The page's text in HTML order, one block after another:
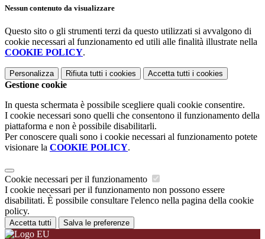
Nessun contenuto da visualizzare
Questo sito o gli strumenti terzi da questo utilizzati si avvalgono di
cookie necessari al funzionamento ed utili alle finalità illustrate nella
COOKIE POLICY.
Personalizza Rifiuta tutti i cookies Accetta tutti i cookies
Gestione cookie
In questa schermata è possibile scegliere quali cookie consentire.
I cookie necessari sono quelli che consentono il funzionamento della
piattaforma e non è possibile disabilitarli.
Per conoscere quali sono i cookie necessari al funzionamento potete
visionare la COOKIE POLICY.
Cookie necessari per il funzionamento
I cookie necessari per il funzionamento non possono essere
disabilitati. È possibile consultare l'elenco nella pagina della cookie
policy.
Accetta tutti Salva le preferenze